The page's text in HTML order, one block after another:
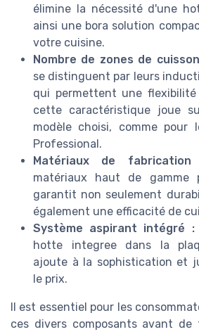
élimine la nécessité d'une
ainsi une bora solution
votre cuisine.
Nombre de zones de
se distinguent par leurs
qui permettent une
cette caractéristique joue
modèle choisi, comme pour
Professional.
Matériaux de
matériaux haut de gamme
garantit non seulement
également une efficacité de
Système aspirant intégré :
hotte integreedans la
ajoute à la sophistication et
le prix.
Il est essentiel pour les
ces divers composants avant